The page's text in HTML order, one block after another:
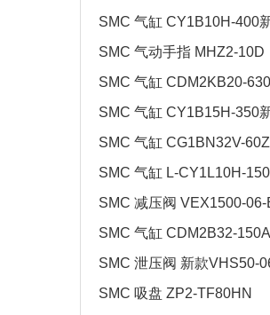
SMC 气缸 CY1B10H-400
SMC 气动手指 MHZ2-10D
SMC 气缸 CDM2KB20-
SMC 气缸 CY1B15H-350
SMC 气缸 CG1BN32V-
SMC 气缸 L-CY1L10H-
SMC 减压阀 VEX1500-06-
SMC 气缸 CDM2B32-
SMC 泄压阀 新款VHS50-
SMC 吸盘 ZP2-TF80HN